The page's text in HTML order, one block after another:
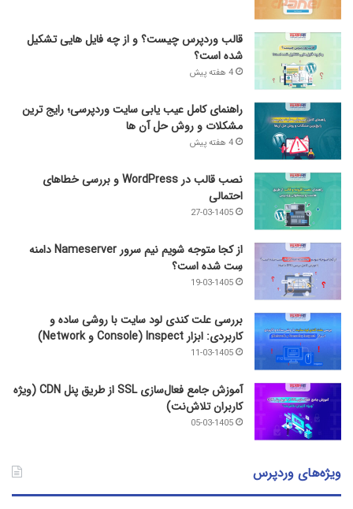
قالب وردپرس چیست؟ و از چه فایل­ هایی تشکیل
شده است؟
4 هفته پیش
راهنمای کامل عیب‌ یابی سایت وردپرسی؛ رایج‌ ترین
مشکلات و روش حل آن‌ ها
4 هفته پیش
نصب قالب در WordPress و بررسی خطاهای
احتمالی
27-03-1405
از کجا متوجه شویم نیم ‌سرور Nameserver دامنه
سِت شده است؟
19-03-1405
بررسی علت کندی لود سایت با روشی ساده و
کاربردی: ابزار Inspect (Console و Network)
11-03-1405
آموزش جامع فعال‌سازی SSL از طریق پنل CDN (ویژه
کاربران تلاش‌نت)
05-03-1405
ویژه‌های وردپرس